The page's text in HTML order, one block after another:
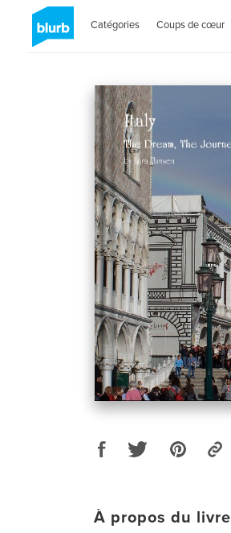
Catégories Coups de cœur
À propos du livre